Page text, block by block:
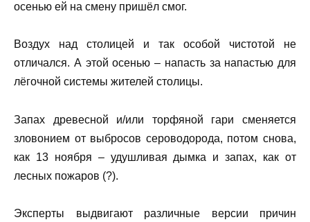
осенью ей на смену пришёл смог.
Воздух над столицей и так особой чистотой не
отличался. А этой осенью – напасть за напастью для
лёгочной системы жителей столицы.
Запах древесной и/или торфяной гари сменяется
зловонием от выбросов сероводорода, потом снова,
как 13 ноября – удушливая дымка и запах, как от
лесных пожаров (?).
Эксперты выдвигают различные версии причин